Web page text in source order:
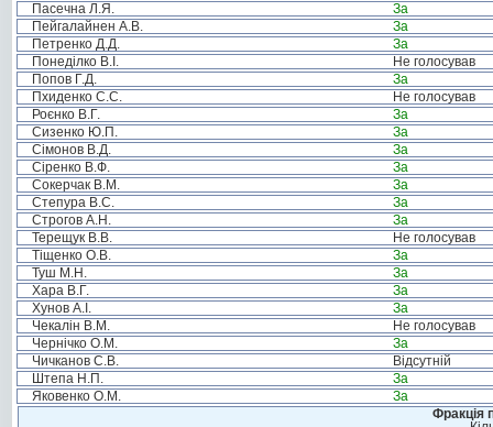
Пасечна Л.Я.
За
Пейгалайнен А.В.
За
Петренко Д.Д.
За
Понеділко В.І.
Не голосував
Попов Г.Д.
За
Пхиденко С.С.
Не голосував
Роєнко В.Г.
За
Сизенко Ю.П.
За
Сімонов В.Д.
За
Сіренко В.Ф.
За
Сокерчак В.М.
За
Степура В.С.
За
Строгов А.Н.
За
Терещук В.В.
Не голосував
Тіщенко О.В.
За
Туш М.Н.
За
Хара В.Г.
За
Хунов А.І.
За
Чекалін В.М.
Не голосував
Чернічко О.М.
За
Чичканов С.В.
Відсутній
Штепа Н.П.
За
Яковенко О.М.
За
Фракція